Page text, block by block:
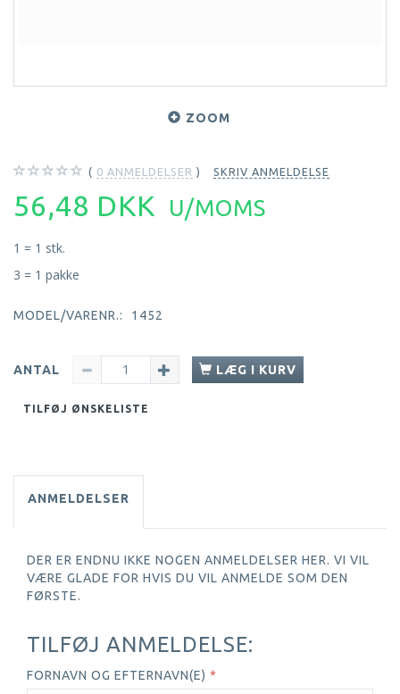
ZOOM
0 ANMELDELSER SKRIV ANMELDELSE
56,48 DKK U/MOMS
1 = 1 stk.
3 = 1 pakke
MODEL/VARENR.: 1452
ANTAL LÆG I KURV
TILFØJ ØNSKELISTE
ANMELDELSER
DER ER ENDNU IKKE NOGEN ANMELDELSER HER. VI VIL
VÆRE GLADE FOR HVIS DU VIL ANMELDE SOM DEN
FØRSTE.
TILFØJ ANMELDELSE:
FORNAVN OG EFTERNAVN(E)